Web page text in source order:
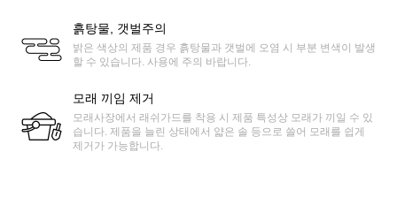
흙탕물, 갯벌주의
밝은 색상의 제품 경우 흙탕물과 갯벌에 오염 시 부분 변색이 발생
할 수 있습니다. 사용에 주의 바랍니다.
모래 끼임 제거
모래사장에서 래쉬가드를 착용 시 제품 특성상 모래가 끼일 수 있
습니다. 제품을 늘린 상태에서 얇은 솔 등으로 쓸어 모래를 쉽게
제거가 가능합니다.